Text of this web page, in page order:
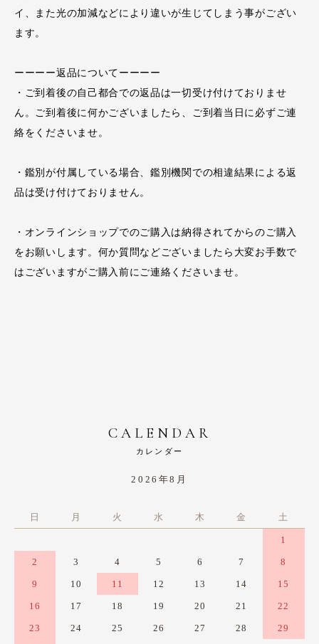
イ、また光の加減などにより違いが生じてしまう事がござい
ます。
ーーーー返品についてーーーー
・ご到着後の自己都合での返品は一切受け付けておりませ
ん。ご到着後に何かございましたら、ご到着当日に必ずご連
絡をくださいませ。
・鑑別が付属している場合、鑑別機関での相違結果による返
品は受け付けておりません。
・オンラインショップでのご購入は納得されてからのご購入
をお願いします。何か質問などございましたら大変お手数で
はございますがご購入前にご連絡くださいませ。
CALENDAR
カレンダー
2026年8月
日 月 火 水 木 金 土
1
2 3 4 5 6 7 8
9 10 11 12 13 14 15
16 17 18 19 20 21 22
23 24 25 26 27 28 29